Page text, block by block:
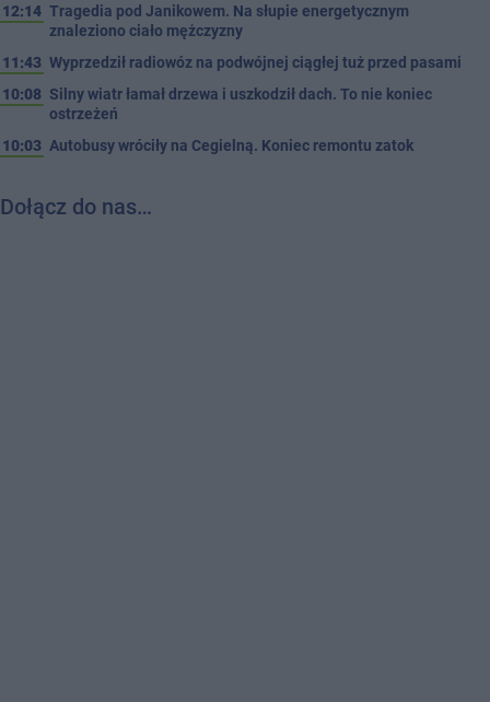
12:14 Tragedia pod Janikowem. Na słupie energetycznym
znaleziono ciało mężczyzny
11:43 Wyprzedził radiowóz na podwójnej ciągłej tuż przed pasami
10:08 Silny wiatr łamał drzewa i uszkodził dach. To nie koniec
ostrzeżeń
10:03 Autobusy wróciły na Cegielną. Koniec remontu zatok
Dołącz do nas…